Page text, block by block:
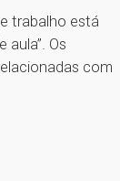
trabalho está
Os
com